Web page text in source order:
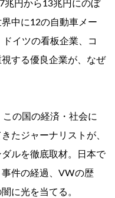
兆円から13兆円にのぼ
中に12の自動車メー
イツの看板企業、コ
する優良企業が、なぜ
の国の経済・社会に
たジャーナリストが、
ルを徹底取材。日本で
件の経過、VWの歴
に光を当てる。